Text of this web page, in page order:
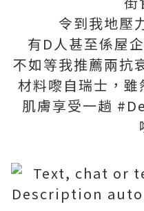
令到我地壓
有D人甚至係屋
不如等我推薦兩抗
材料嚟自瑞士，
肌膚享受一趟